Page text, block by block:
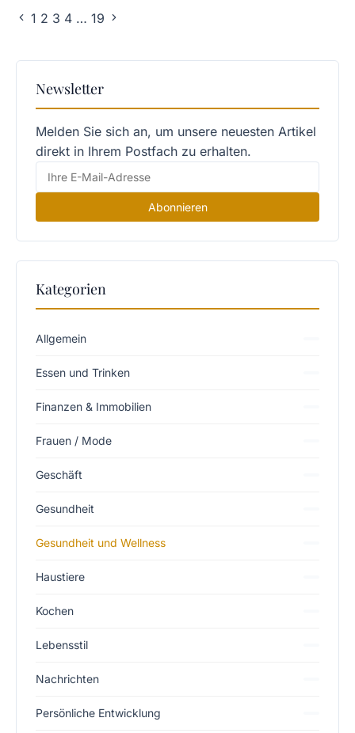
1 2 3 4 … 19
Newsletter
Melden Sie sich an, um unsere neuesten Artikel
direkt in Ihrem Postfach zu erhalten.
Abonnieren
Kategorien
Allgemein
Essen und Trinken
Finanzen & Immobilien
Frauen / Mode
Geschäft
Gesundheit
Gesundheit und Wellness
Haustiere
Kochen
Lebensstil
Nachrichten
Persönliche Entwicklung